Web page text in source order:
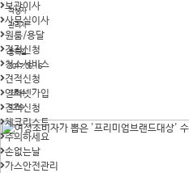
보관이사
사무실이사
원룸/용달
견적신청
청소서비스
견적신청
인터넷가입
견적신청
체크리스트
주의하세요
손없는날
가스안전관리
작성자
관리자
등록일
2017.05.16
조회수
5209